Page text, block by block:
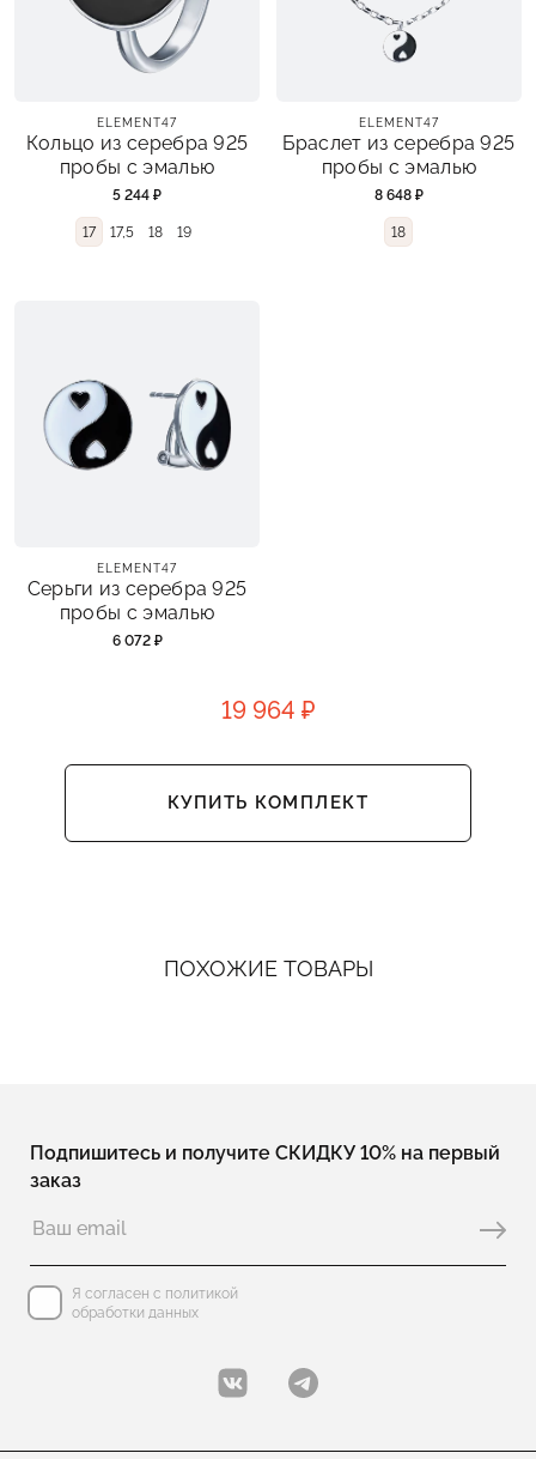
ELEMENT47
Кольцо из серебра 925
пробы с эмалью
5 244 ₽
17 17,5 18 19
ELEMENT47
Браслет из серебра 925
пробы с эмалью
8 648 ₽
18
ELEMENT47
Серьги из серебра 925
пробы с эмалью
6 072 ₽
19 964 ₽
КУПИТЬ КОМПЛЕКТ
ПОХОЖИЕ ТОВАРЫ
Подпишитесь и получите СКИДКУ 10% на первый
заказ
Я согласен с политикой
обработки данных